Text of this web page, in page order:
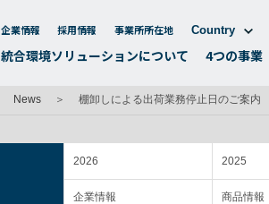
統合環境ソリューションについて 4つの事業
企業情報 採用情報 事業所所在地 Country
News ＞ 棚卸しによる出荷業務停止日のご案内
2026 2025
企業情報 商品情報